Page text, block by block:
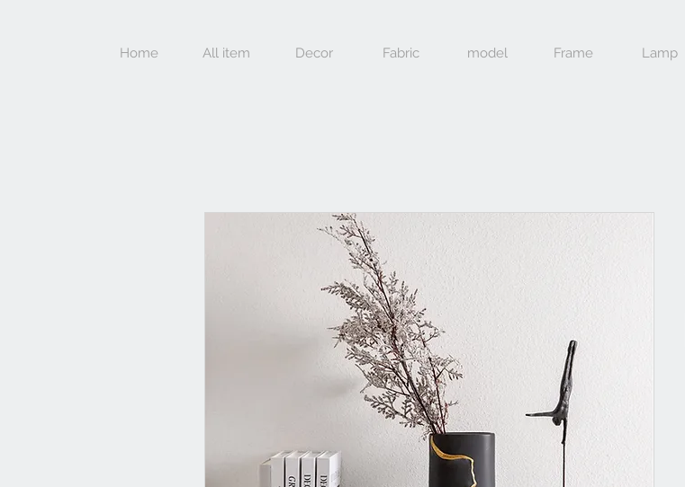
Home All item Decor Fabric model Frame Lamp